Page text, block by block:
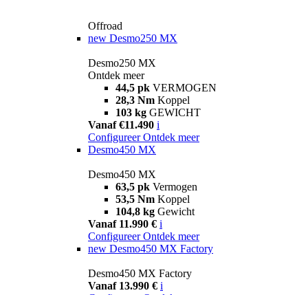
Offroad
new Desmo250 MX
Desmo250 MX
Ontdek meer
44,5 pk VERMOGEN
28,3 Nm Koppel
103 kg GEWICHT
Vanaf €11.490 i
Configureer Ontdek meer
Desmo450 MX
Desmo450 MX
63,5 pk Vermogen
53,5 Nm Koppel
104,8 kg Gewicht
Vanaf 11.990 € i
Configureer Ontdek meer
new Desmo450 MX Factory
Desmo450 MX Factory
Vanaf 13.990 € i